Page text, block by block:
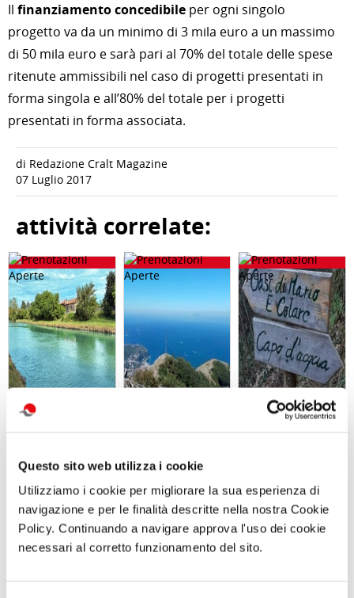
Questo sito web utilizza i cookie
Utilizziamo i cookie per migliorare la sua esperienza di
navigazione e per le finalità descritte nella nostra Cookie
Policy. Continuando a navigare approva l'uso dei cookie
necessari al corretto funzionamento del sito.
Il finanziamento concedibile per ogni singolo
progetto va da un minimo di 3 mila euro a un massimo
di 50 mila euro e sarà pari al 70% del totale delle spese
ritenute ammissibili nel caso di progetti presentati in
forma singola e all’80% del totale per i progetti
presentati in forma associata.
di Redazione Cralt Magazine
07 Luglio 2017
attività correlate:
12 Settembre
Dolo (VE)
UNA TERRAZZA
Sabato 19
Settembre 2026
ore 09:30
Sabato 12
Settembre 2026
ore 10:00